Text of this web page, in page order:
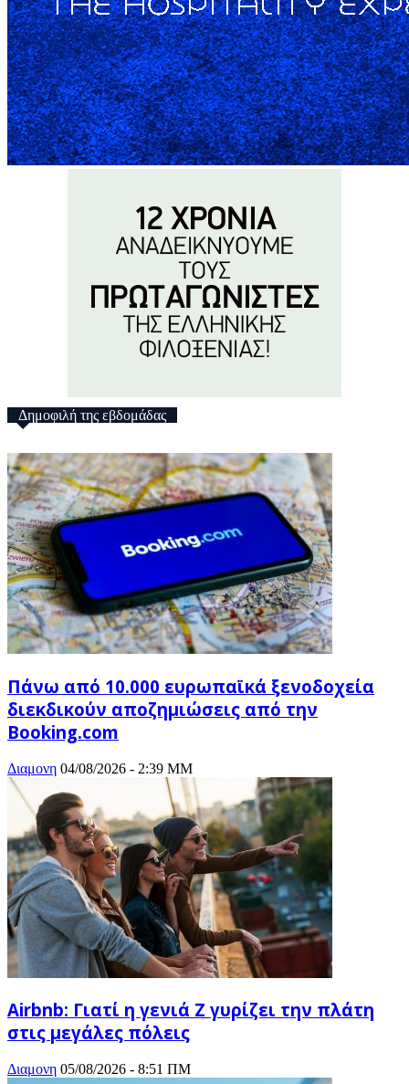
Δημοφιλή της εβδομάδας
Πάνω από 10.000 ευρωπαϊκά ξενοδοχεία
διεκδικούν αποζημιώσεις από την
Booking.com
Διαμονη 04/08/2026 - 2:39 ΜΜ
Airbnb: Γιατί η γενιά Z γυρίζει την πλάτη
στις μεγάλες πόλεις
Διαμονη 05/08/2026 - 8:51 ΠΜ